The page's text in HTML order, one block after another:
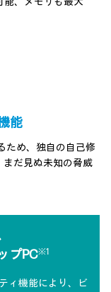
能
ため、独自の自己修
だ見ぬ未知の脅威
プPC※1
ィ機能により、
ビ